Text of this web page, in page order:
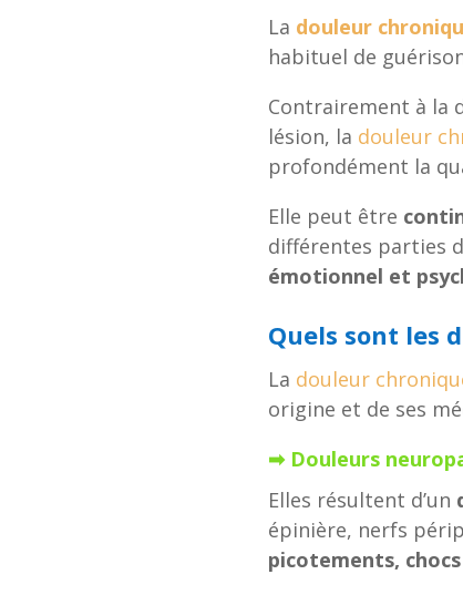
La douleur
habituel de
Contrairement à la
lésion, la douleur
profondément la
Elle peut être
différentes parties
émotionnel et
Quels sont les
La douleur
origine et de ses
➡ Douleurs
Elles résultent d’un
épinière, nerfs
picotements,